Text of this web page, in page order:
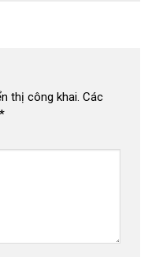
thị công khai. Các
*